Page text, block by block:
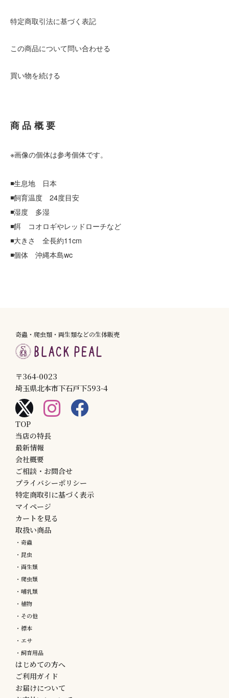
特定商取引法に基づく表記
この商品について問い合わせる
買い物を続ける
商品概要
※画像の個体は参考個体です。
◾️生息地 日本
◾️飼育温度 24度目安
◾️湿度 多湿
◾️餌 コオロギやレッドローチなど
◾️大きさ 全長約11cm
◾️個体 沖縄本島wc
奇蟲・爬虫類・両生類などの生体販売
〒364-0023
埼玉県北本市下石戸下593-4
TOP
当店の特長
最新情報
会社概要
ご相談・お問合せ
プライバシーポリシー
特定商取引に基づく表示
マイページ
カートを見る
取扱い商品
・奇蟲
・昆虫
・両生類
・爬虫類
・哺乳類
・植物
・その他
・標本
・エサ
・飼育用品
はじめての方へ
ご利用ガイド
お届けについて